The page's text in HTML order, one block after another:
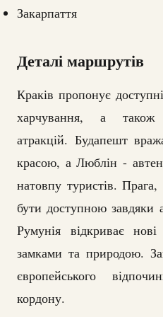
Закарпаття
Деталі маршрутів
Краків пропонує
харчування, а також
атракцій. Будапешт
красою, а Люблін -
натовпу туристів.
бути доступною завдяки
Румунія відкриває
замками та природою.
європейського
кордону.